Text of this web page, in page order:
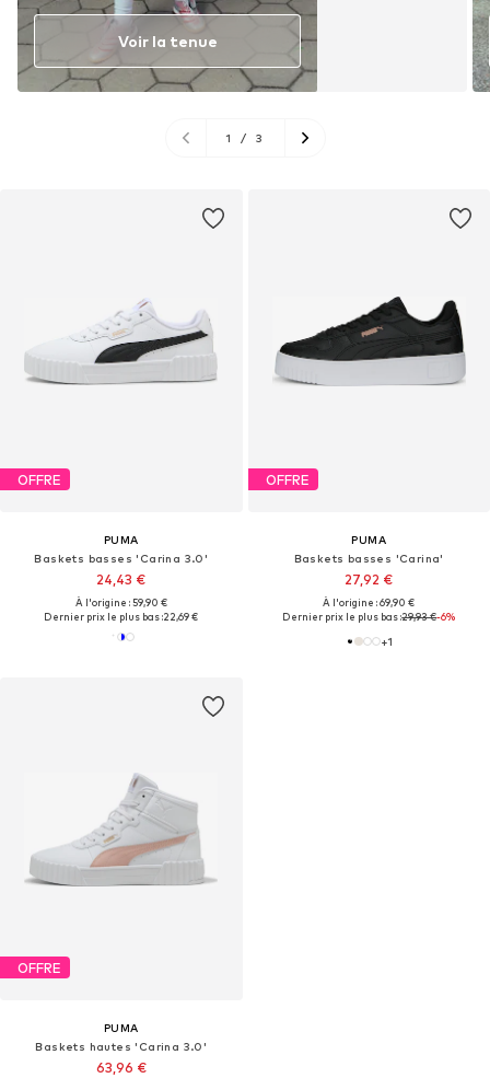
Voir la tenue
1 / 3
OFFRE
PUMA
Baskets basses 'Carina 3.0'
24,43 €
À l'origine : 59,90 €
Dernier prix le plus bas :22,69 €
OFFRE
PUMA
Baskets basses 'Carina'
27,92 €
À l'origine : 69,90 €
Dernier prix le plus bas :29,93 €-6%
+1
OFFRE
PUMA
Baskets hautes 'Carina 3.0'
63,96 €